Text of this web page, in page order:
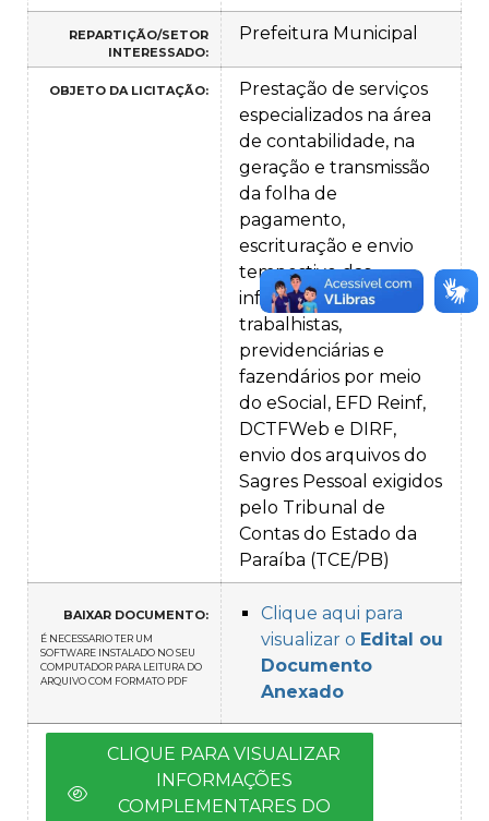
REPARTIÇÃO/SETOR
INTERESSADO:
Prefeitura Municipal
OBJETO DA LICITAÇÃO:
Prestação de serviços
especializados na área
de contabilidade, na
geração e transmissão
da folha de
pagamento,
escrituração e envio
tempestivo das
informações
trabalhistas,
previdenciárias e
fazendários por meio
do eSocial, EFD Reinf,
DCTFWeb e DIRF,
envio dos arquivos do
Sagres Pessoal exigidos
pelo Tribunal de
Contas do Estado da
Paraíba (TCE/PB)
BAIXAR DOCUMENTO:
É NECESSARIO TER UM
SOFTWARE INSTALADO NO SEU
COMPUTADOR PARA LEITURA DO
ARQUIVO COM FORMATO PDF
Clique aqui para
visualizar o Edital ou
Documento
Anexado
CLIQUE PARA VISUALIZAR
INFORMAÇÕES
COMPLEMENTARES DO